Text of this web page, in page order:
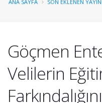
ANA SAYFA SON EKLENEN
Göçmen
Velilerin